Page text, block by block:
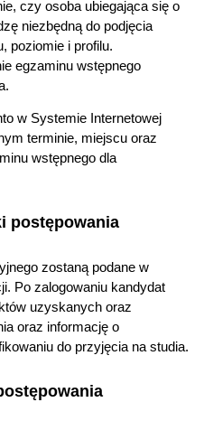
czy osoba ubiegająca się o
niezbędną do podjęcia
poziomie i profilu.
egzaminu wstępnego
w Systemie Internetowej
terminie, miejscu oraz
wstępnego dla
postępowania
zostaną podane w
Po zalogowaniu kandydat
uzyskanych oraz
oraz informację o
do przyjęcia na studia.